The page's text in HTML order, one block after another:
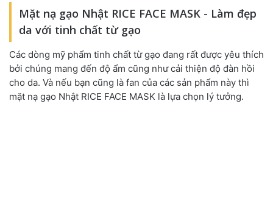
Mặt nạ gạo Nhật RICE FACE MASK - Làm đẹp
da với tinh chất từ gạo
Các dòng mỹ phẩm tinh chất từ gạo đang rất được yêu thích
bởi chúng mang đến độ ẩm cũng như cải thiện độ đàn hồi
cho da. Và nếu bạn cũng là fan của các sản phẩm này thì
mặt nạ gạo Nhật RICE FACE MASK là lựa chọn lý tưởng.